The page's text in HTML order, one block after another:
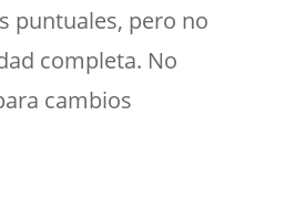
puntuales, pero no
completa. No
cambios